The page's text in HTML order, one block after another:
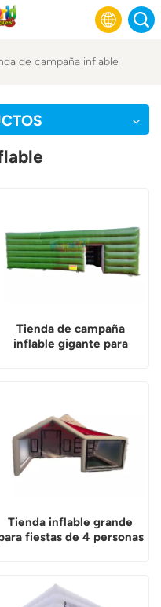
Français
Русский
عربي
de campaña inflable
Tienda de campaña
inflable gigante para
Tienda inflable grande
fiestas de 4 personas